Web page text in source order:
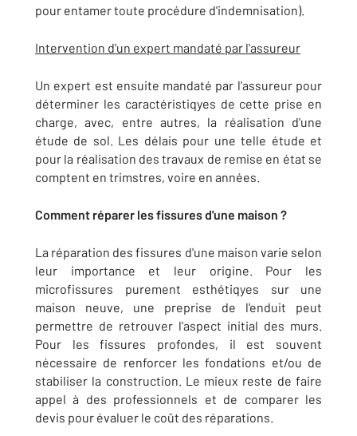
pour entamer toute procédure d'indemnisation).
Intervention d'un expert mandaté par l'assureur
Un expert est ensuite mandaté par l'assureur pour
déterminer les caractéristiqyes de cette prise en
charge, avec, entre autres, la réalisation d'une
étude de sol. Les délais pour une telle étude et
pour la réalisation des travaux de remise en état se
comptent en trimstres, voire en années.
Comment réparer les fissures d'une maison ?
La réparation des fissures d'une maison varie selon
leur importance et leur origine. Pour les
microfissures purement esthétiqyes sur une
maison neuve, une preprise de l'enduit peut
permettre de retrouver l'aspect initial des murs.
Pour les fissures profondes, il est souvent
nécessaire de renforcer les fondations et/ou de
stabiliser la construction. Le mieux reste de faire
appel à des professionnels et de comparer les
devis pour évaluer le coût des réparations.